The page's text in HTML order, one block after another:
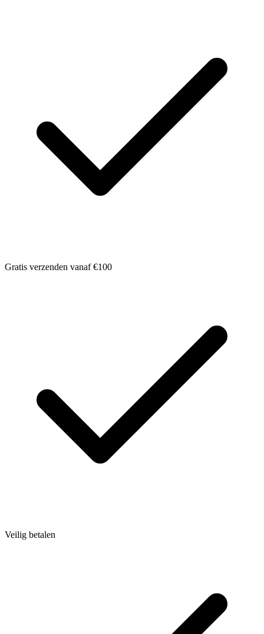
Gratis verzenden vanaf €100
Veilig betalen